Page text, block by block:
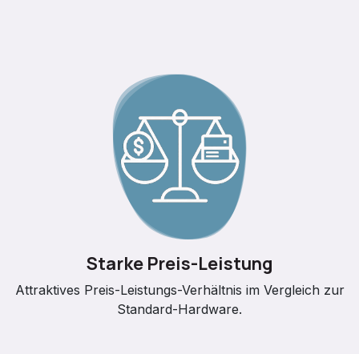
Starke Preis-Leistung
Attraktives Preis-Leistungs-Verhältnis im Vergleich zur
Standard-Hardware.